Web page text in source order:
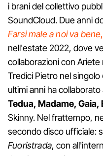
i brani del collettivo
SoundCloud. Due anni
Farsi male a noi va bene,
nell'estate 2022, dove
collaborazioni con Ariete
Tredici Pietro nel singolo
ultimi anni ha
Tedua, Madame, Gaia,
Skinny. Nel frattempo,
secondo disco ufficiale:
Fuoristrada, con